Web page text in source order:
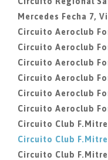
Mercedes Fecha 7,
Circuito Aeroclub
Circuito Aeroclub
Circuito Aeroclub
Circuito Aeroclub
Circuito Aeroclub
Circuito Aeroclub
Circuito Club F.Mitre
Circuito Club F.Mitre
Circuito Club F.Mitre